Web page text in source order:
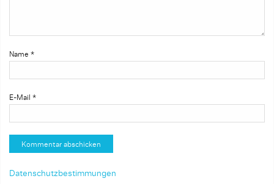
Name *
E-Mail *
Datenschutzbestimmungen